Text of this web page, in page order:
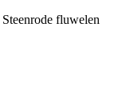
Steenrode fluwelen